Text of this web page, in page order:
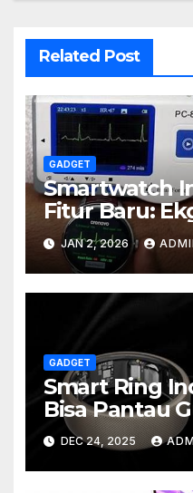
Related Post
GADGET
Smartwatch
Fitur Baru:
Stress Real-
JAN 2, 2026
GADGET
Smart Ring
Bisa Pantau
Tekanan
DEC 24, 2025